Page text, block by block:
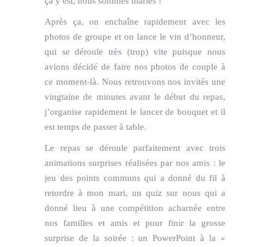
Après ça, on enchaîne rapidement avec les
photos de groupe et on lance le vin d’honneur,
qui se déroule très (trop) vite puisque nous
avions décidé de faire nos photos de couple à
ce moment-là. Nous retrouvons nos invités une
vingtaine de minutes avant le début du repas,
j’organise rapidement le lancer de bouquet et il
est temps de passer à table.
Le repas se déroule parfaitement avec trois
animations surprises réalisées par nos amis : le
jeu des points communs qui a donné du fil à
retordre à mon mari, un quiz sur nous qui a
donné lieu à une compétition acharnée entre
nos familles et amis et pour finir la grosse
surprise de la soirée : un PowerPoint à la «